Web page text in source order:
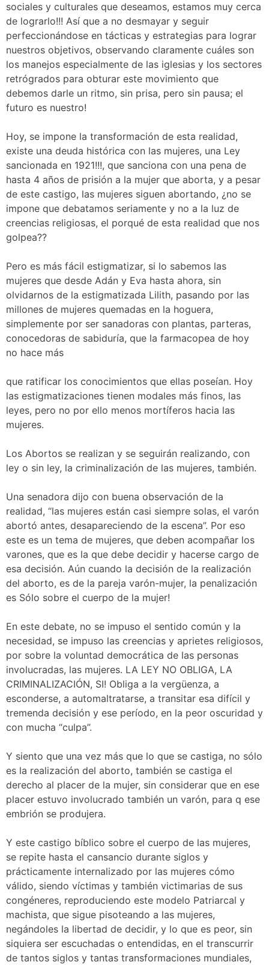
sociales y culturales que deseamos, estamos muy cerca
de lograrlo!!! Así que a no desmayar y seguir
perfeccionándose en tácticas y estrategias para lograr
nuestros objetivos, observando claramente cuáles son
los manejos especialmente de las iglesias y los sectores
retrógrados para obturar este movimiento que
debemos darle un ritmo, sin prisa, pero sin pausa; el
futuro es nuestro!
Hoy, se impone la transformación de esta realidad,
existe una deuda histórica con las mujeres, una Ley
sancionada en 1921!!!, que sanciona con una pena de
hasta 4 años de prisión a la mujer que aborta, y a pesar
de este castigo, las mujeres siguen abortando, ¿no se
impone que debatamos seriamente y no a la luz de
creencias religiosas, el porqué de esta realidad que nos
golpea??
Pero es más fácil estigmatizar, si lo sabemos las
mujeres que desde Adán y Eva hasta ahora, sin
olvidarnos de la estigmatizada Lilith, pasando por las
millones de mujeres quemadas en la hoguera,
simplemente por ser sanadoras con plantas, parteras,
conocedoras de sabiduría, que la farmacopea de hoy
no hace más
que ratificar los conocimientos que ellas poseían. Hoy
las estigmatizaciones tienen modales más finos, las
leyes, pero no por ello menos mortíferos hacia las
mujeres.
Los Abortos se realizan y se seguirán realizando, con
ley o sin ley, la criminalización de las mujeres, también.
Una senadora dijo con buena observación de la
realidad, “las mujeres están casi siempre solas, el varón
abortó antes, desapareciendo de la escena”. Por eso
este es un tema de mujeres, que deben acompañar los
varones, que es la que debe decidir y hacerse cargo de
esa decisión. Aún cuando la decisión de la realización
del aborto, es de la pareja varón-mujer, la penalización
es Sólo sobre el cuerpo de la mujer!
En este debate, no se impuso el sentido común y la
necesidad, se impuso las creencias y aprietes religiosos,
por sobre la voluntad democrática de las personas
involucradas, las mujeres. LA LEY NO OBLIGA, LA
CRIMINALIZACIÓN, SI! Obliga a la vergüenza, a
esconderse, a automaltratarse, a transitar esa difícil y
tremenda decisión y ese período, en la peor oscuridad y
con mucha “culpa”.
Y siento que una vez más que lo que se castiga, no sólo
es la realización del aborto, también se castiga el
derecho al placer de la mujer, sin considerar que en ese
placer estuvo involucrado también un varón, para q ese
embrión se produjera.
Y este castigo bíblico sobre el cuerpo de las mujeres,
se repite hasta el cansancio durante siglos y
prácticamente internalizado por las mujeres cómo
válido, siendo víctimas y también victimarias de sus
congéneres, reproduciendo este modelo Patriarcal y
machista, que sigue pisoteando a las mujeres,
negándoles la libertad de decidir, y lo que es peor, sin
siquiera ser escuchadas o entendidas, en el transcurrir
de tantos siglos y tantas transformaciones mundiales,